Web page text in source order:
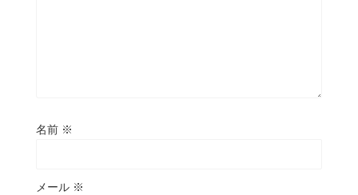
名前 ※
メール ※